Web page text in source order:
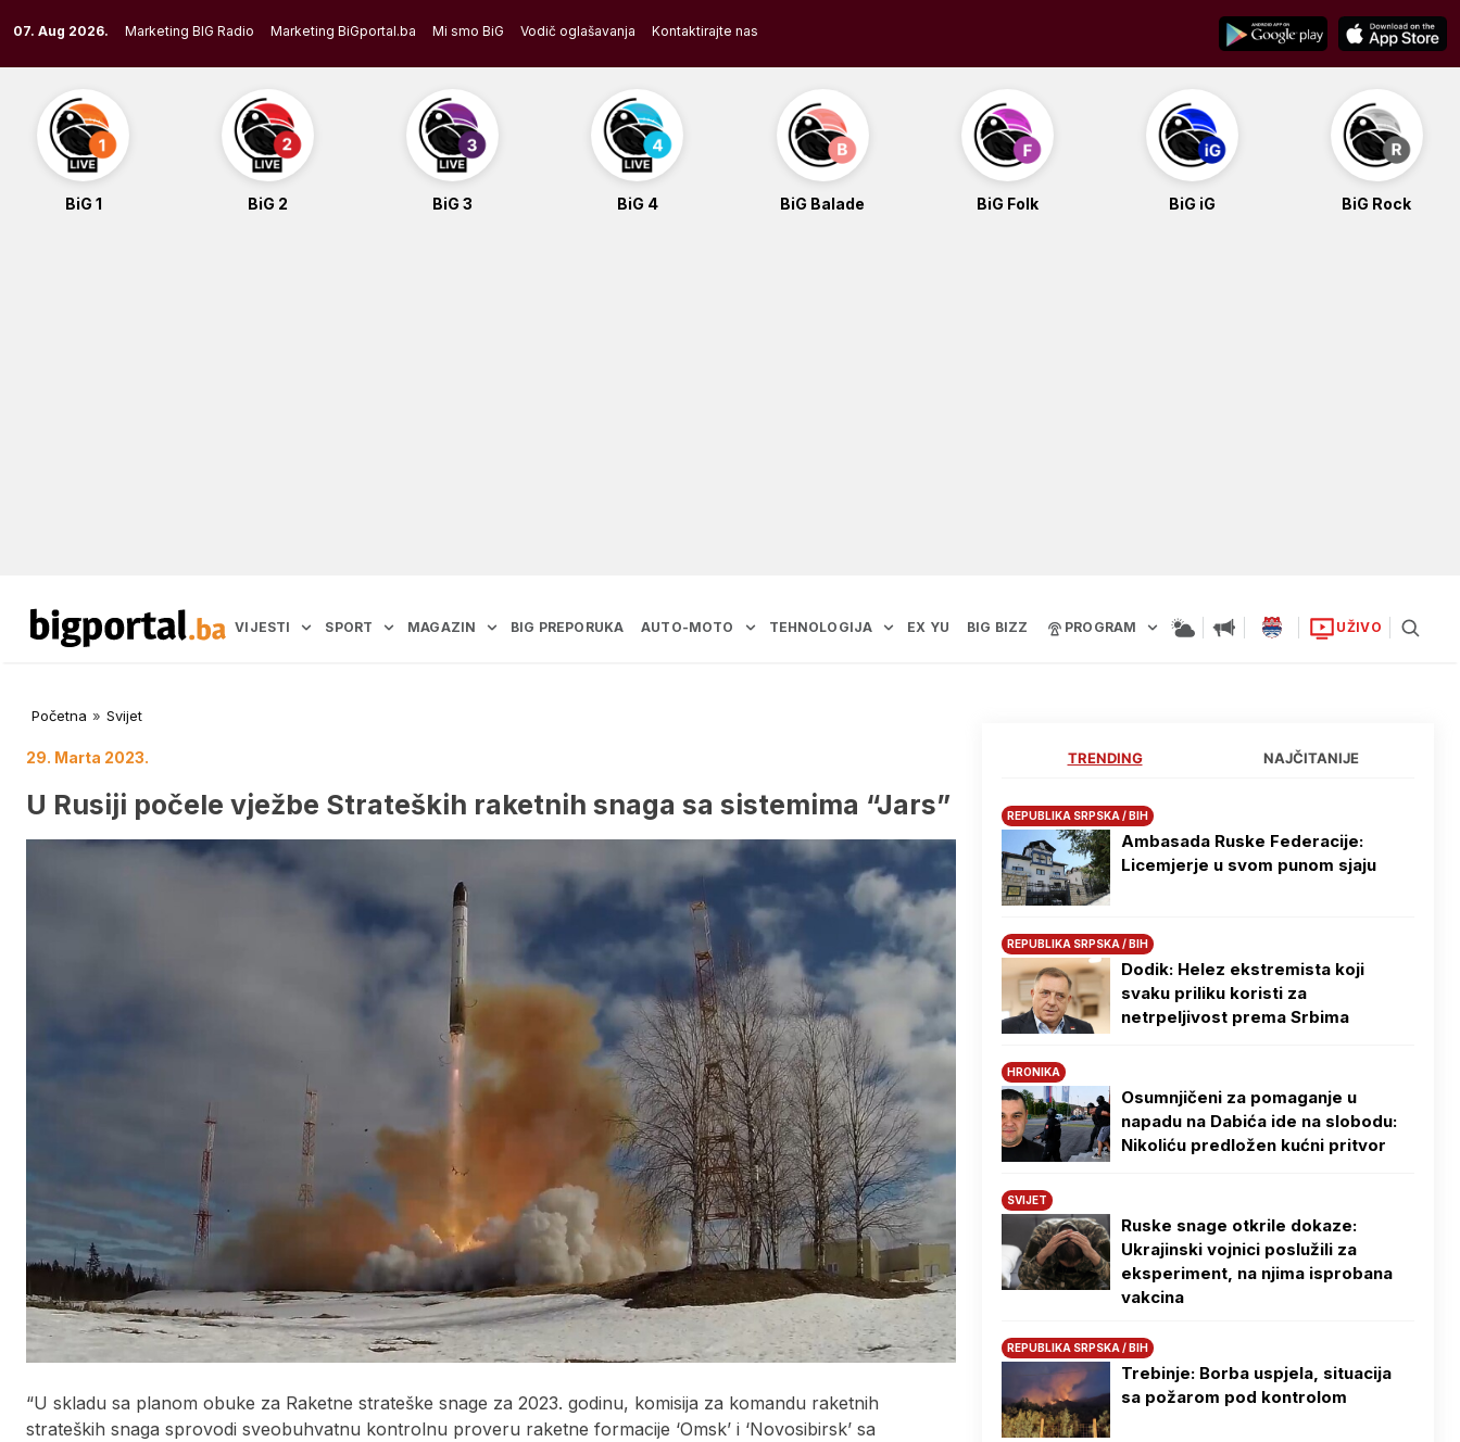
to
content
07. Aug 2026. Marketing BIG Radio Marketing BiGportal.ba Mi smo BiG Vodič oglašavanja Kontaktirajte nas
BiG 1 BiG 2 BiG 3 BiG 4 BiG Balade BiG Folk BiG iG BiG Rock
VIJESTI SPORT MAGAZIN BIG PREPORUKA AUTO-MOTO TEHNOLOGIJA EX YU BIG BIZZ PROGRAM UŽIVO
Početna » Svijet
29. Marta 2023.
U Rusiji počele vježbe Strateških raketnih snaga sa sistemima “Jars”
“U skladu sa planom obuke za Raketne strateške snage za 2023. godinu, komisija za komandu raketnih
strateških snaga sprovodi sveobuhvatnu kontrolnu proveru raketne formacije ‘Omsk’ i ‘Novosibirsk’ sa
TRENDING NAJČITANIJE
REPUBLIKA SRPSKA / BIH
Ambasada Ruske Federacije:
Licemjerje u svom punom sjaju
REPUBLIKA SRPSKA / BIH
Dodik: Helez ekstremista koji
svaku priliku koristi za
netrpeljivost prema Srbima
HRONIKA
Osumnjičeni za pomaganje u
napadu na Dabića ide na slobodu:
Nikoliću predložen kućni pritvor
SVIJET
Ruske snage otkrile dokaze:
Ukrajinski vojnici poslužili za
eksperiment, na njima isprobana
vakcina
REPUBLIKA SRPSKA / BIH
Trebinje: Borba uspjela, situacija
sa požarom pod kontrolom